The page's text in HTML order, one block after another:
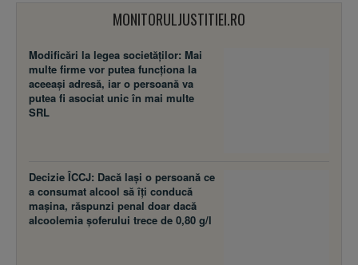
MONITORULJUSTITIEI.RO
Modificări la legea societăţilor: Mai
multe firme vor putea funcţiona la
aceeaşi adresă, iar o persoană va
putea fi asociat unic în mai multe
SRL
Decizie ÎCCJ: Dacă laşi o persoană ce
a consumat alcool să îţi conducă
maşina, răspunzi penal doar dacă
alcoolemia şoferului trece de 0,80 g/l